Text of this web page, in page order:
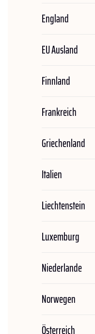
England
EU Ausland
Finnland
Frankreich
Griechenland
Italien
Liechtenstein
Luxemburg
Niederlande
Norwegen
Österreich